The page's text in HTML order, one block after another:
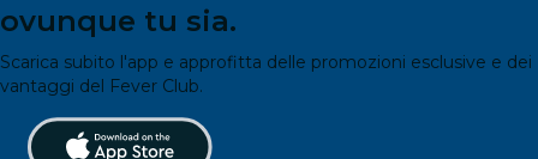
ovunque tu sia.
Scarica subito l'app e approfitta delle promozioni esclusive e dei
vantaggi del Fever Club.